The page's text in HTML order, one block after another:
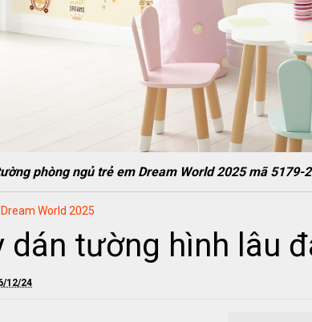
phòng ngủ trẻ em Dream World 2025 mã 5179-2
Dream World 2025
dán tường hình lâu
12/24